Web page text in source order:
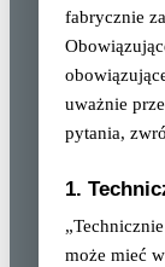
fabrycznie
uważnie
pytania,
1.
może mieć